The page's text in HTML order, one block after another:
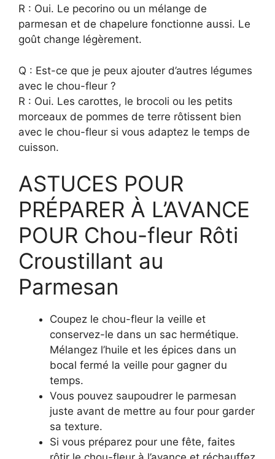
R : Oui. Le pecorino ou un mélange de
parmesan et de chapelure fonctionne aussi. Le
goût change légèrement.
Q : Est-ce que je peux ajouter d’autres légumes
avec le chou-fleur ?
R : Oui. Les carottes, le brocoli ou les petits
morceaux de pommes de terre rôtissent bien
avec le chou-fleur si vous adaptez le temps de
cuisson.
ASTUCES POUR
PRÉPARER À L’AVANCE
POUR Chou-fleur Rôti
Croustillant au
Parmesan
Coupez le chou-fleur la veille et
conservez-le dans un sac hermétique.
Mélangez l’huile et les épices dans un
bocal fermé la veille pour gagner du
temps.
Vous pouvez saupoudrer le parmesan
juste avant de mettre au four pour garder
sa texture.
Si vous préparez pour une fête, faites